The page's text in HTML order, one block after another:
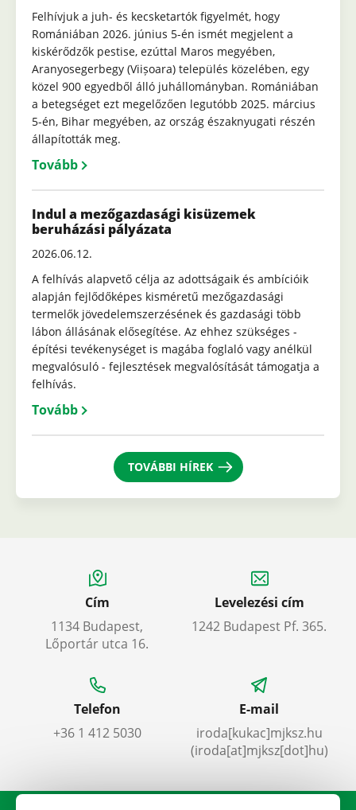
Felhívjuk a juh- és kecsketartók figyelmét, hogy
Romániában 2026. június 5-én ismét megjelent a
kiskérődzők pestise, ezúttal Maros megyében,
Aranyosegerbegy (Viișoara) település közelében, egy
közel 900 egyedből álló juhállományban. Romániában
a betegséget ezt megelőzően legutóbb 2025. március
5-én, Bihar megyében, az ország északnyugati részén
állapították meg.
Tovább
Indul a mezőgazdasági kisüzemek
beruházási pályázata
2026.06.12.
A felhívás alapvető célja az adottságaik és ambícióik
alapján fejlődőképes kisméretű mezőgazdasági
termelők jövedelemszerzésének és gazdasági több
lábon állásának elősegítése. Az ehhez szükséges -
építési tevékenységet is magába foglaló vagy anélkül
megvalósuló - fejlesztések megvalósítását támogatja a
felhívás.
Tovább
TOVÁBBI HÍREK
Cím
1134 Budapest,
Lőportár utca 16.
Levelezési cím
1242 Budapest Pf. 365.
Telefon
+36 1 412 5030
E-mail
iroda[kukac]mjksz.hu
(iroda[at]mjksz[dot]hu)